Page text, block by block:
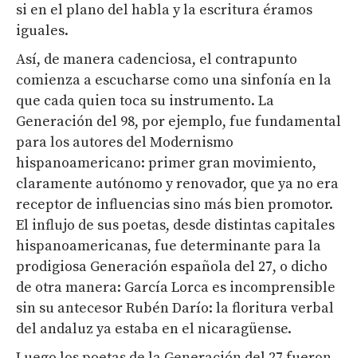
si en el plano del habla y la escritura éramos
iguales.
Así, de manera cadenciosa, el contrapunto
comienza a escucharse como una sinfonía en la
que cada quien toca su instrumento. La
Generación del 98, por ejemplo, fue fundamental
para los autores del Modernismo
hispanoamericano: primer gran movimiento,
claramente autónomo y renovador, que ya no era
receptor de influencias sino más bien promotor.
El influjo de sus poetas, desde distintas capitales
hispanoamericanas, fue determinante para la
prodigiosa Generación española del 27, o dicho
de otra manera: García Lorca es incomprensible
sin su antecesor Rubén Darío: la floritura verbal
del andaluz ya estaba en el nicaragüense.